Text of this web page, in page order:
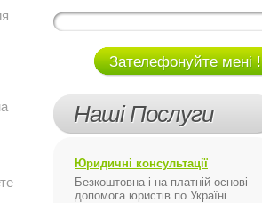
Зателефонуйте мені !
Наші Послуги
Юридичні консультації
Безкоштовна і на платній основі
допомога юристів по Україні